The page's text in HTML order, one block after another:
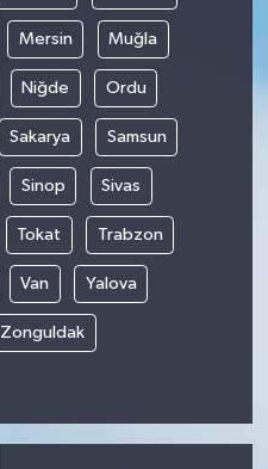
Mersin Muğla
Niğde Ordu
Sakarya Samsun
Sinop Sivas
Tokat Trabzon
Van Yalova
Zonguldak